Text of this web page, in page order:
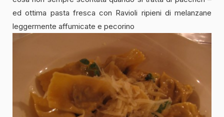
ed ottima pasta fresca con Ravioli ripieni di melanzane
leggermente affumicate e pecorino